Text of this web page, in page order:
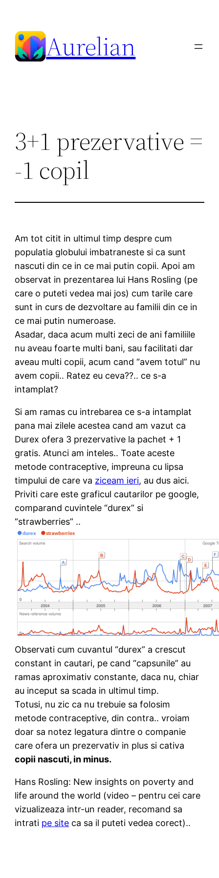
content
Aurelian
3+1 prezervative =
-1 copil
Am tot citit in ultimul timp despre cum
populatia globului imbatraneste si ca sunt
nascuti din ce in ce mai putin copii. Apoi am
observat in prezentarea lui Hans Rosling (pe
care o puteti vedea mai jos) cum tarile care
sunt in curs de dezvoltare au familii din ce in
ce mai putin numeroase.
Asadar, daca acum multi zeci de ani familiile
nu aveau foarte multi bani, sau facilitati dar
aveau multi copii, acum cand “avem totul” nu
avem copii.. Ratez eu ceva??.. ce s-a
intamplat?
Si am ramas cu intrebarea ce s-a intamplat
pana mai zilele acestea cand am vazut ca
Durex ofera 3 prezervative la pachet + 1
gratis. Atunci am inteles.. Toate aceste
metode contraceptive, impreuna cu lipsa
timpului de care va ziceam ieri, au dus aici.
Priviti care este graficul cautarilor pe google,
comparand cuvintele “durex” si
“strawberries” ..
Observati cum cuvantul “durex” a crescut
constant in cautari, pe cand “capsunile” au
ramas aproximativ constante, daca nu, chiar
au inceput sa scada in ultimul timp.
Totusi, nu zic ca nu trebuie sa folosim
metode contraceptive, din contra.. vroiam
doar sa notez legatura dintre o companie
care ofera un prezervativ in plus si cativa
copii nascuti, in minus.
Hans Rosling: New insights on poverty and
life around the world (video – pentru cei care
vizualizeaza intr-un reader, recomand sa
intrati pe site ca sa il puteti vedea corect)..